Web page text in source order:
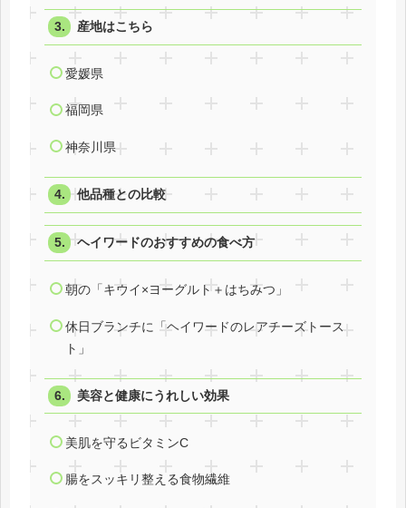
産地はこちら
愛媛県
福岡県
神奈川県
他品種との比較
ヘイワードのおすすめの食べ方
朝の「キウイ×ヨーグルト＋はちみつ」
休日ブランチに「ヘイワードのレアチーズトース
ト」
美容と健康にうれしい効果
美肌を守るビタミンC
腸をスッキリ整える食物繊維